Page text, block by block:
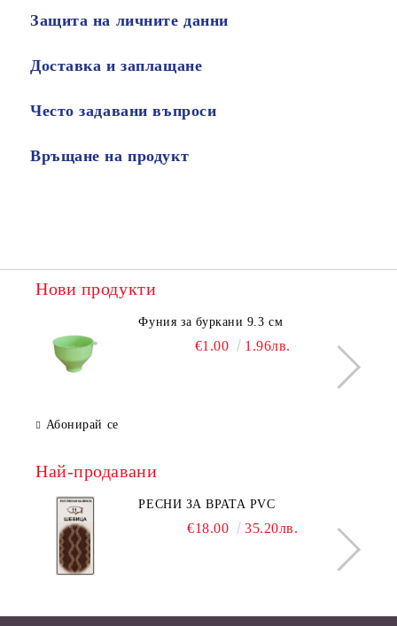
Защита на личните данни
Доставка и заплащане
Често задавани въпроси
Връщане на продукт
Нови продукти
Фуния за буркани 9.3 см
€1.00 1.96лв.
Абонирай се
Най-продавани
РЕСНИ ЗА ВРАТА PVC
€18.00 35.20лв.